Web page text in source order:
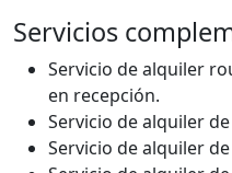
Servicios
Servicio de alquiler
en recepción.
Servicio de alquiler
Servicio de alquiler